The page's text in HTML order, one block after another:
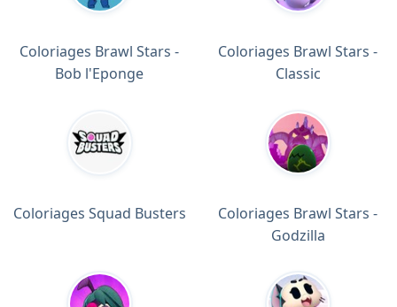
Coloriages Brawl Stars -
Bob l'Eponge
Coloriages Brawl Stars -
Classic
Coloriages Squad Busters
Coloriages Brawl Stars -
Godzilla